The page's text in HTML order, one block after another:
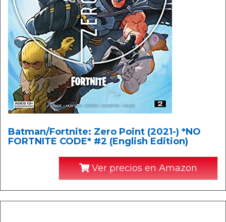
Batman/Fortnite: Zero Point (2021-) *NO
FORTNITE CODE* #2 (English Edition)
Ver precios en Amazon